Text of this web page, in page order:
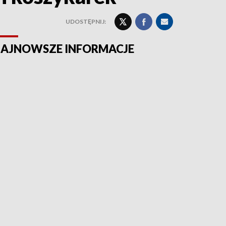
UDOSTĘPNIJ:
INFORMACJE